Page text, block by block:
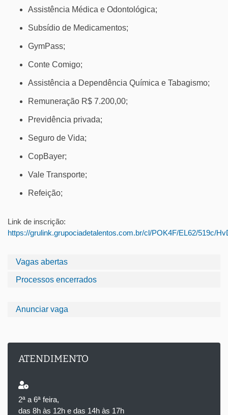
Vagas abertas
Processos encerrados
Anunciar vaga
ATENDIMENTO
2ª a 6ª feira,
das 8h às 12h e das 14h às 17h
Assistência Médica e Odontológica;
Subsídio de Medicamentos;
GymPass;
Conte Comigo;
Assistência a Dependência Química e Tabagismo;
Remuneração R$ 7.200,00;
Previdência privada;
Seguro de Vida;
CopBayer;
Vale Transporte;
Refeição;
Link de inscrição:
https://grulink.grupociadetalentos.com.br/cl/POK4F/EL62/519c/